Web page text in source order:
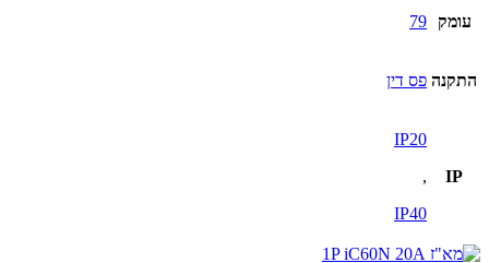
עומק 79
התקנה פס דין
IP
IP20
,
IP40